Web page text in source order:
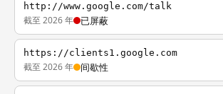
http://www.google.com/talk
截至 2026 年 已屏蔽
https://clients1.google.com
截至 2026 年 间歇性